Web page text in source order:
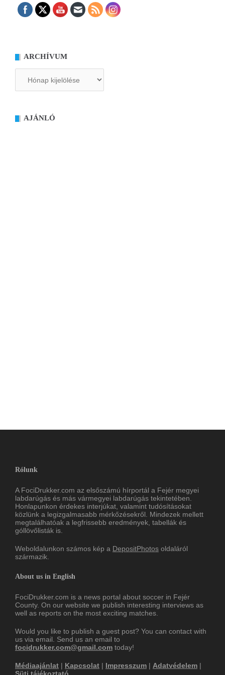
ARCHÍVUM
AJÁNLÓ
Rólunk
A FociDrukker.com az elsőszámú hírportál a Fejér megyei
labdarúgás és más vármegyei labdarúgás tekintetében.
Honlapunkon érdekes interjúkat, valamint tudósításokat
közlünk a legizgalmasabb mérkőzésekről. Mindezek mellett
megtalálhatóak a legfrissebb eredmények, tabellák és
góllövőlisták is.
Weboldalunkon számos kép a DepositPhotos oldaláról
származik.
About us in English
FociDrukker.com is a news portal about soccer in Fejér
County. On our website we publish interesting interviews as
well as reports on the most exciting matches.
Would you like to publish a guest post? You can contact with
us via email. Send us an email to
focidrukker.com@gmail.com today!
Médiaajánlat | Kapcsolat | Impresszum | Adatvédelem |